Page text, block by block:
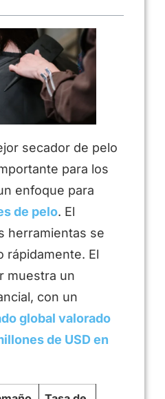
secador de pelo
para los
enfoque para
de pelo. El
herramientas se
rápidamente. El
muestra un
con un
global valorado
de USD en